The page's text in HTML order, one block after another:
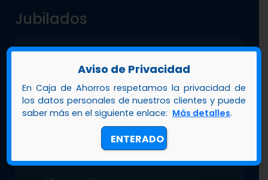
Jubilados
Copia de cédula.
Copia del carnet de Jubilado.
Último talonario de pago.
Aviso de Privacidad
En Caja de Ahorros respetamos la privacidad de
los datos personales de nuestros clientes y puede
saber más en el siguiente enlace: Más detalles.
ENTERADO